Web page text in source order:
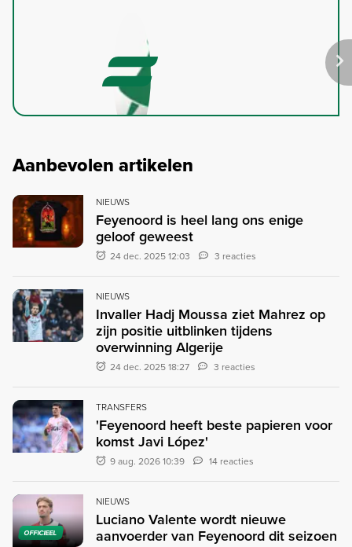
Aanbevolen artikelen
NIEUWS
Feyenoord is heel lang ons enige
geloof geweest
24 dec. 2025 12:03 3 reacties
NIEUWS
Invaller Hadj Moussa ziet Mahrez op
zijn positie uitblinken tijdens
overwinning Algerije
24 dec. 2025 18:27 3 reacties
TRANSFERS
'Feyenoord heeft beste papieren voor
komst Javi López'
9 aug. 2026 10:39 14 reacties
OFFICIEEL
NIEUWS
Luciano Valente wordt nieuwe
aanvoerder van Feyenoord dit seizoen